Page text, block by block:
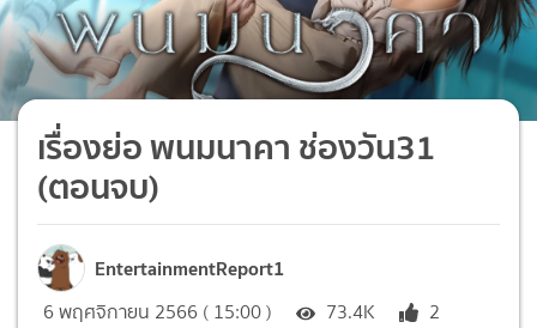
เรื่องย่อ พนมนาคา ช่องวัน31
(ตอนจบ)
EntertainmentReport1
6 พฤศจิกายน 2566 ( 15:00 ) 73.4K 2